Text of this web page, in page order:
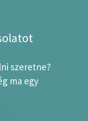
szeretne?
ma egy